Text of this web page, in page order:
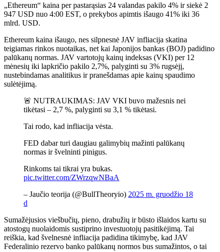
„Ethereum“ kaina per pastarąsias 24 valandas pakilo 4% ir siekė 2
947 USD nuo 4:00 EST, o prekybos apimtis išaugo 41% iki 36
mlrd. USD.
Ethereum kaina išaugo, nes silpnesnė JAV infliacija skatina
teigiamas rinkos nuotaikas, net kai Japonijos bankas (BOJ) padidino
palūkanų normas. JAV vartotojų kainų indeksas (VKI) per 12
mėnesių iki lapkričio pakilo 2,7%, palyginti su 3% rugsėjį,
nustebindamas analitikus ir pranešdamas apie kainų spaudimo
sulėtėjimą.
🚨 NUTRAUKIMAS: JAV VKI buvo mažesnis nei
tikėtasi – 2,7 %, palyginti su 3,1 % tikėtasi.
Tai rodo, kad infliacija vėsta.
FED dabar turi daugiau galimybių mažinti palūkanų
normas ir švelninti pinigus.
Rinkoms tai tikrai yra bukas.
pic.twitter.com/ZWrzqwNBaA
– Jaučio teorija (@BullTheoryio) 2025 m. gruodžio 18
d
Sumažėjusios viešbučių, pieno, drabužių ir būsto išlaidos kartu su
atostogų nuolaidomis sustiprino investuotojų pasitikėjimą. Tai
reiškia, kad švelnesnė infliacija padidina tikimybę, kad JAV
Federalinio rezervo banko palūkanų normos bus sumažintos, o tai